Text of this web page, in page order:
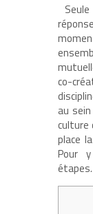
co-
au
culture
place
Pour
étapes.